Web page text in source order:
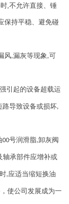
,不允许直接、锤
保持平稳、避免碰
风,漏灰等现象,可
引起的设备超载运
路导致设备或损坏,
00号润滑脂,卸灰阀
轴承部件应增补或
,应适当缩短换油
使公司发展成为一